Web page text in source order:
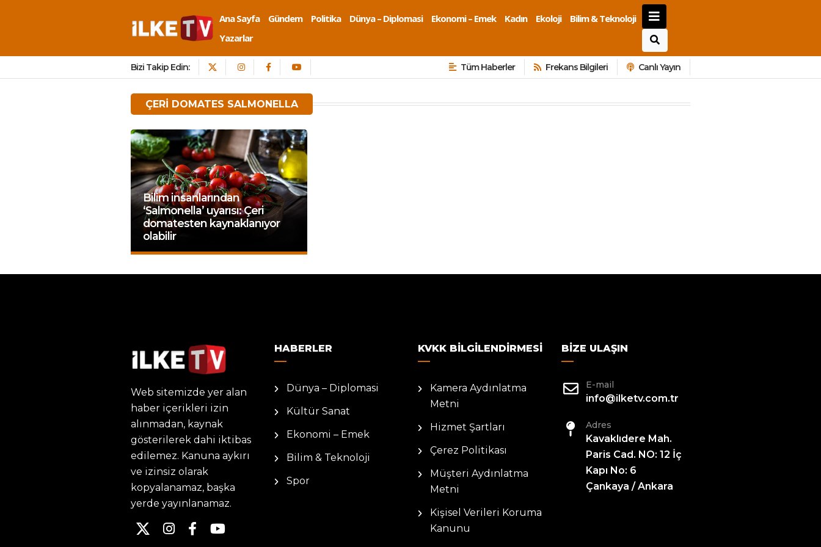
Ana Sayfa Gündem Politika Dünya – Diplomasi Ekonomi – Emek Kadın Ekoloji
Bilim & Teknoloji
Yazarlar
Bizi Takip Edin: Tüm Haberler Frekans Bilgileri Canlı Yayın
ÇERI DOMATES SALMONELLA
Bilim insanlarından
‘Salmonella’ uyarısı: Çeri
domatesten kaynaklanıyor
olabilir
Web sitemizde yer alan
haber içerikleri izin
alınmadan, kaynak
gösterilerek dahi iktibas
edilemez. Kanuna aykırı
ve izinsiz olarak
kopyalanamaz, başka
yerde yayınlanamaz.
HABERLER
Dünya – Diplomasi
Kültür Sanat
Ekonomi – Emek
Bilim & Teknoloji
Spor
KVKK BILGILENDIRMESI
Kamera Aydınlatma
Metni
Hizmet Şartları
Çerez Politikası
Müşteri Aydınlatma
Metni
Kişisel Verileri Koruma
Kanunu
BIZE ULAŞIN
E-mail
info@ilketv.com.tr
Adres
Kavaklıdere Mah.
Paris Cad. NO: 12 İç
Kapı No: 6
Çankaya / Ankara